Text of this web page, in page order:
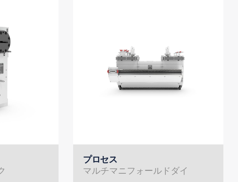
プロセス
マルチマニフォールドダイ